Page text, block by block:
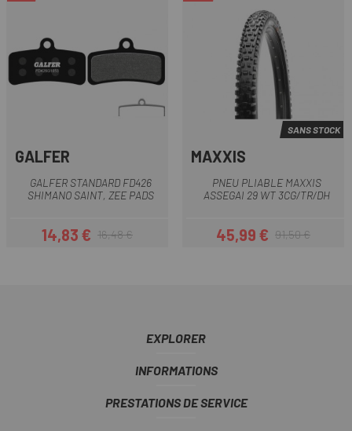
GALFER
GALFER STANDARD FD426
SHIMANO SAINT, ZEE PADS
Prix
14,83 €Prix habituel
16,48 €
SANS STOCK
MAXXIS
PNEU PLIABLE MAXXIS
ASSEGAI 29 WT 3CG/TR/DH
Prix
45,99 €Prix habituel
91,50 €
EXPLORER
INFORMATIONS
PRESTATIONS DE SERVICE